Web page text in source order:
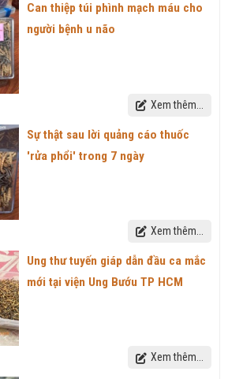
Can thiệp túi phình mạch máu cho
người bệnh u não
Xem thêm...
Sự thật sau lời quảng cáo thuốc
'rửa phổi' trong 7 ngày
Xem thêm...
Ung thư tuyến giáp dẫn đầu ca mắc
mới tại viện Ung Bướu TP HCM
Xem thêm...